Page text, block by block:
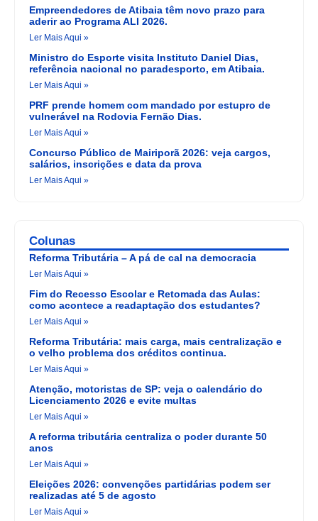
Empreendedores de Atibaia têm novo prazo para
aderir ao Programa ALI 2026.
Ler Mais Aqui »
Ministro do Esporte visita Instituto Daniel Dias,
referência nacional no paradesporto, em Atibaia.
Ler Mais Aqui »
PRF prende homem com mandado por estupro de
vulnerável na Rodovia Fernão Dias.
Ler Mais Aqui »
Concurso Público de Mairiporã 2026: veja cargos,
salários, inscrições e data da prova
Ler Mais Aqui »
Colunas
Reforma Tributária – A pá de cal na democracia
Ler Mais Aqui »
Fim do Recesso Escolar e Retomada das Aulas:
como acontece a readaptação dos estudantes?
Ler Mais Aqui »
Reforma Tributária: mais carga, mais centralização e
o velho problema dos créditos continua.
Ler Mais Aqui »
Atenção, motoristas de SP: veja o calendário do
Licenciamento 2026 e evite multas
Ler Mais Aqui »
A reforma tributária centraliza o poder durante 50
anos
Ler Mais Aqui »
Eleições 2026: convenções partidárias podem ser
realizadas até 5 de agosto
Ler Mais Aqui »